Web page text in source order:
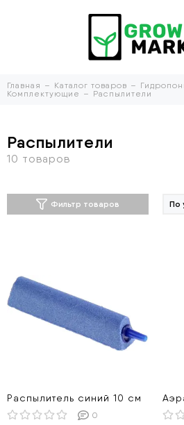
Главная Каталог товаров
Комплектующие
Распылители
Распылители
Фильтр товаров
Распылитель синий 10 см
0